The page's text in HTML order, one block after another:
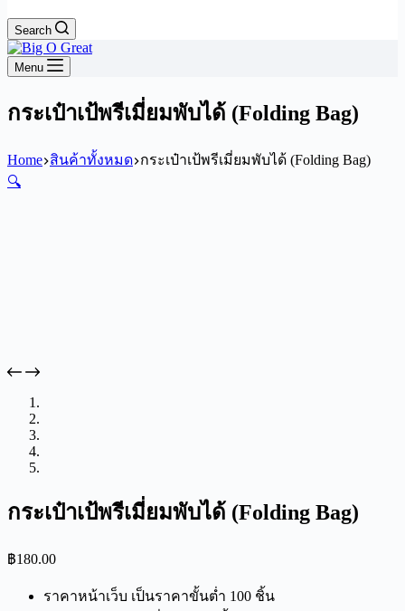
Search
Menu
กระเป๋าเป้พรีเมี่ยมพับได้ (Folding Bag)
Home สินค้าทั้งหมด กระเป๋าเป้พรีเมี่ยมพับได้ (Folding Bag)
🔍
กระเป๋าเป้พรีเมี่ยมพับได้ (Folding Bag)
฿180.00
ราคาหน้าเว็บ เป็นราคาขั้นต่ำ 100 ชิ้น